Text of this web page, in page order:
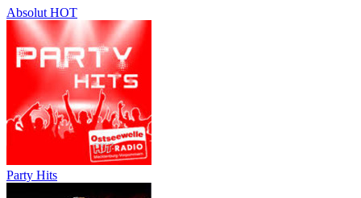
Absolut HOT
Party Hits